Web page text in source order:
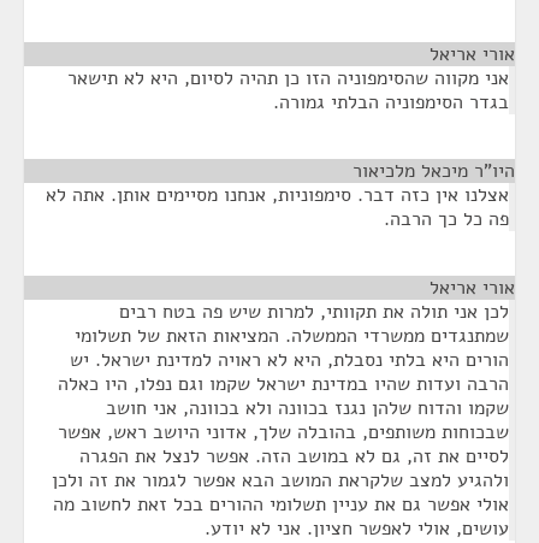
אורי אריאל
אני מקווה שהסימפוניה הזו כן תהיה לסיום, היא לא תישאר
בגדר הסימפוניה הבלתי גמורה.
היו"ר מיכאל מלכיאור
אצלנו אין כזה דבר. סימפוניות, אנחנו מסיימים אותן. אתה לא
פה כל כך הרבה.
אורי אריאל
לכן אני תולה את תקוותי, למרות שיש פה בטח רבים
שמתנגדים ממשרדי הממשלה. המציאות הזאת של תשלומי
הורים היא בלתי נסבלת, היא לא ראויה למדינת ישראל. יש
הרבה ועדות שהיו במדינת ישראל שקמו וגם נפלו, היו כאלה
שקמו והדוח שלהן נגנז בכוונה ולא בכוונה, אני חושב
שבכוחות משותפים, בהובלה שלך, אדוני היושב ראש, אפשר
לסיים את זה, גם לא במושב הזה. אפשר לנצל את הפגרה
ולהגיע למצב שלקראת המושב הבא אפשר לגמור את זה ולכן
אולי אפשר גם את עניין תשלומי ההורים בכל זאת לחשוב מה
עושים, אולי לאפשר חציון. אני לא יודע.